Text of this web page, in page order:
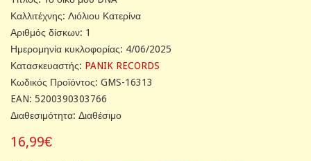
Καλλιτέχνης: Λιόλιου Κατερίνα
Αριθμός δίσκων: 1
Ημερομηνία κυκλοφορίας: 4/06/2025
Κατασκευαστής: PANIK RECORDS
Κωδικός Προϊόντος: GMS-16313
EAN: 5200390303766
Διαθεσιμότητα: Διαθέσιμο
16,99€